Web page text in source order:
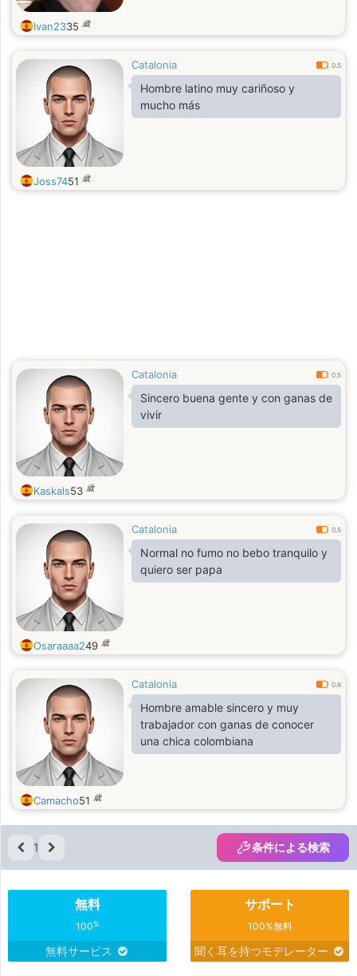
Ivan2335 歳
Catalonia 0.5
Hombre latino muy cariñoso y
mucho más
Joss7451 歳
Catalonia 0.5
Sincero buena gente y con ganas de
vivir
Kaskals53 歳
Catalonia 0.5
Normal no fumo no bebo tranquilo y
quiero ser papa
Osaraaaa249 歳
Catalonia 0.6
Hombre amable sincero y muy
trabajador con ganas de conocer
una chica colombiana
Camacho51 歳
1 条件による検索
無料
100%
無料サービス
サポート
100%無料
聞く耳を持つモデレーター